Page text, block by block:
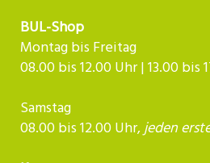
BUL-Shop
Montag bis Freitag
08.00 bis 12.00 Uhr | 13.00 bis
Samstag
08.00 bis 12.00 Uhr,jeden